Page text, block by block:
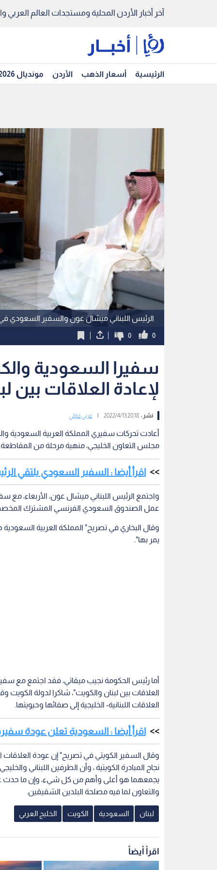
آخر أخبار الأردن المحلية ومستجدات العالم العربي
الرئيسية أسعار الذهب الأردن مونديال 2026
الرئيس اللبناني ميشال عون والسفير السعودي في
0
0
سفيرا السعودية
لإعادة العلاقات بين
نشر :20:18 2022/4/13 عربي دولي
أعادت تحركات سفيري المملكة العربية السعودية
مجلس التعاون الخليجي، منهية مرحلة من
اقرأ أيضا : السفير السعودي يلتقي
واجتمع الرئيس اللبناني ميشال عون، الأربعاء، مع
عمل الصندوق السعودي الفرنسي المشترك المخصص
وقال البخاري في تصريح" المملكة العربية
يمر بها".
أما رئيس الحكومة نجيب ميقاتي، فقد اجتمع مع سفير
العلاقات بين لبنان والكويت"، شاكرا لدولة الكويت
العلاقات اللبنانية- الخليجية إلى صفائها وحيويتها.
اقرأ أيضا : السعودية تعلن عودة
وقال السفير الكويتي في تصريح" إن عودة العلاقات
نجاح المبادرة الكويتية ، وأن الطرفين اللبناني
يجمعهما هو أعلى وأهم من كل شيء، وإن ما حدث
والتعاون لما فيه مصلحة البلدين الشقيقين.
لبنان السعودية الكويت الخليج العربي
اقرأ أيضاً